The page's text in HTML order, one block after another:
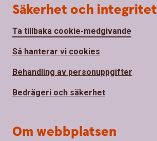
Säkerhet och integritet
Ta tillbaka cookie-medgivande
Så hanterar vi cookies
Behandling av personuppgifter
Bedrägeri och säkerhet
Om webbplatsen